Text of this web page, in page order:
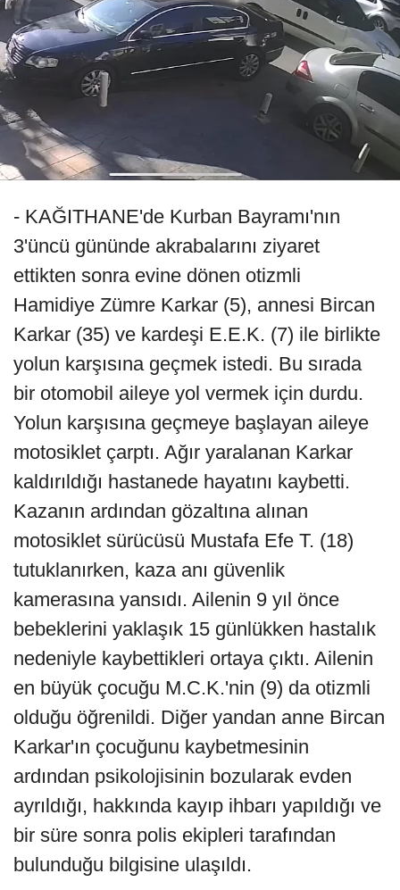
- KAĞITHANE'de Kurban Bayramı'nın
3'üncü gününde akrabalarını ziyaret
ettikten sonra evine dönen otizmli
Hamidiye Zümre Karkar (5), annesi Bircan
Karkar (35) ve kardeşi E.E.K. (7) ile birlikte
yolun karşısına geçmek istedi. Bu sırada
bir otomobil aileye yol vermek için durdu.
Yolun karşısına geçmeye başlayan aileye
motosiklet çarptı. Ağır yaralanan Karkar
kaldırıldığı hastanede hayatını kaybetti.
Kazanın ardından gözaltına alınan
motosiklet sürücüsü Mustafa Efe T. (18)
tutuklanırken, kaza anı güvenlik
kamerasına yansıdı. Ailenin 9 yıl önce
bebeklerini yaklaşık 15 günlükken hastalık
nedeniyle kaybettikleri ortaya çıktı. Ailenin
en büyük çocuğu M.C.K.'nin (9) da otizmli
olduğu öğrenildi. Diğer yandan anne Bircan
Karkar'ın çocuğunu kaybetmesinin
ardından psikolojisinin bozularak evden
ayrıldığı, hakkında kayıp ihbarı yapıldığı ve
bir süre sonra polis ekipleri tarafından
bulunduğu bilgisine ulaşıldı.